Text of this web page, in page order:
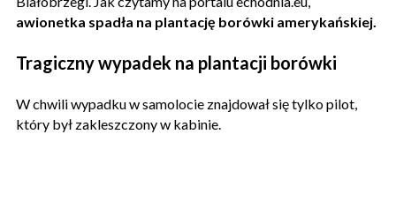
awionetka spadła na plantację borówki amerykańskiej.
Tragiczny wypadek na plantacji borówki
W chwili wypadku w samolocie znajdował się tylko pilot,
który był zakleszczony w kabinie.